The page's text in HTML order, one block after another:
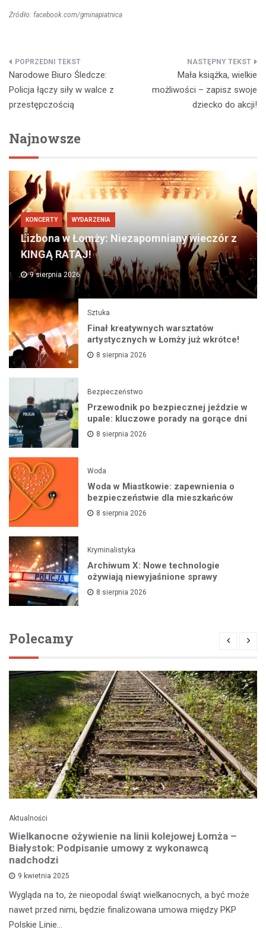
Źródło: facebook.com/gminapiatnica
Nawigacja
wpisu
Narodowe Biuro Śledcze:
Policja łączy siły w walce z
przestępczością
Mała książka, wielkie
możliwości – zapisz swoje
dziecko do akcji!
Najnowsze
KONCERTY WYDARZENIA
Lizbona w Łomży: Niezapomniany wieczór z
KINGĄ RATAJ!
9 sierpnia 2026
Sztuka
Finał kreatywnych warsztatów
artystycznych w Łomży już wkrótce!
8 sierpnia 2026
Bezpieczeństwo
Przewodnik po bezpiecznej jeździe w
upale: kluczowe porady na gorące dni
8 sierpnia 2026
Woda
Woda w Miastkowie: zapewnienia o
bezpieczeństwie dla mieszkańców
8 sierpnia 2026
Kryminalistyka
Archiwum X: Nowe technologie
ożywiają niewyjaśnione sprawy
8 sierpnia 2026
Polecamy
Aktualności
Wielkanocne ożywienie na linii kolejowej Łomża –
Białystok: Podpisanie umowy z wykonawcą
nadchodzi
9 kwietnia 2025
Wygląda na to, że nieopodal świąt wielkanocnych, a być może
nawet przed nimi, będzie finalizowana umowa między PKP
Polskie Linie…